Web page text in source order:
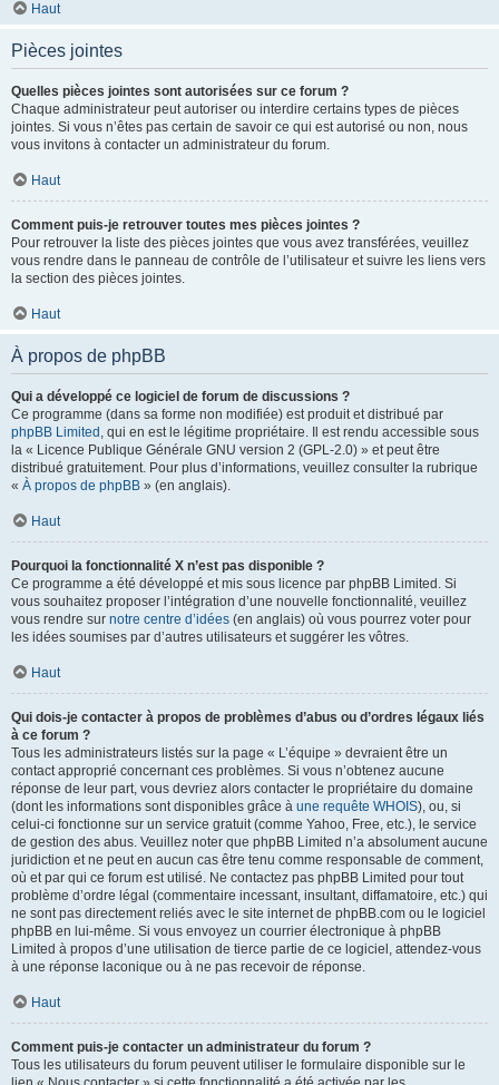
Haut
Pièces jointes
Quelles pièces jointes sont autorisées sur ce forum ?
Chaque administrateur peut autoriser ou interdire certains types de pièces
jointes. Si vous n’êtes pas certain de savoir ce qui est autorisé ou non, nous
vous invitons à contacter un administrateur du forum.
Haut
Comment puis-je retrouver toutes mes pièces jointes ?
Pour retrouver la liste des pièces jointes que vous avez transférées, veuillez
vous rendre dans le panneau de contrôle de l’utilisateur et suivre les liens vers
la section des pièces jointes.
Haut
À propos de phpBB
Qui a développé ce logiciel de forum de discussions ?
Ce programme (dans sa forme non modifiée) est produit et distribué par
phpBB Limited , qui en est le légitime propriétaire. Il est rendu accessible sous
la « Licence Publique Générale GNU version 2 (GPL-2.0) » et peut être
distribué gratuitement. Pour plus d’informations, veuillez consulter la rubrique
« À propos de phpBB » (en anglais).
Haut
Pourquoi la fonctionnalité X n’est pas disponible ?
Ce programme a été développé et mis sous licence par phpBB Limited. Si
vous souhaitez proposer l’intégration d’une nouvelle fonctionnalité, veuillez
vous rendre sur notre centre d’idées (en anglais) où vous pourrez voter pour
les idées soumises par d’autres utilisateurs et suggérer les vôtres.
Haut
Qui dois-je contacter à propos de problèmes d’abus ou d’ordres légaux liés
à ce forum ?
Tous les administrateurs listés sur la page « L’équipe » devraient être un
contact approprié concernant ces problèmes. Si vous n’obtenez aucune
réponse de leur part, vous devriez alors contacter le propriétaire du domaine
(dont les informations sont disponibles grâce à une requête WHOIS), ou, si
celui-ci fonctionne sur un service gratuit (comme Yahoo, Free, etc.), le service
de gestion des abus. Veuillez noter que phpBB Limited n’a absolument aucune
juridiction et ne peut en aucun cas être tenu comme responsable de comment,
où et par qui ce forum est utilisé. Ne contactez pas phpBB Limited pour tout
problème d’ordre légal (commentaire incessant, insultant, diffamatoire, etc.) qui
ne sont pas directement reliés avec le site internet de phpBB.com ou le logiciel
phpBB en lui-même. Si vous envoyez un courrier électronique à phpBB
Limited à propos d’une utilisation de tierce partie de ce logiciel, attendez-vous
à une réponse laconique ou à ne pas recevoir de réponse.
Haut
Comment puis-je contacter un administrateur du forum ?
Tous les utilisateurs du forum peuvent utiliser le formulaire disponible sur le